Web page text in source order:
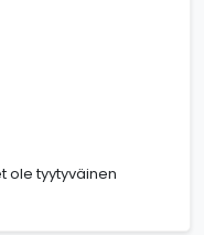
ole tyytyväinen